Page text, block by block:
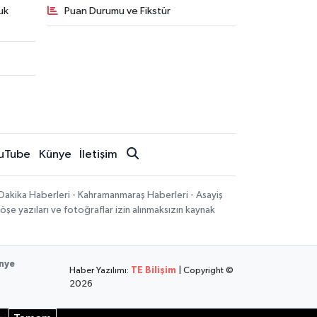
Puan Durumu ve Fikstür
Künye İletişim
Haberleri - Kahramanmaraş Haberleri - Asayiş
yazıları ve fotoğraflar izin alınmaksızın kaynak
Haber Yazılımı: TE Bilişim
| Copyright ©
2026